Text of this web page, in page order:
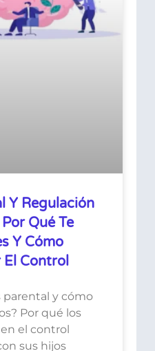
Y Regulación
Qué Te
Y Cómo
El Control
parental y cómo
Por qué los
el control
sus hijos